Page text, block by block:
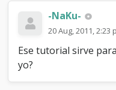
-NaKu-
20 Aug, 2011, 2:23
Ese tutorial sirve
yo?